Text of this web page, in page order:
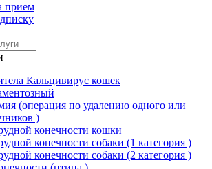
прием
Кальцивирус кошек
(операция по удалению одного или
)
конечности кошки
конечности собаки (1 категория )
конечности собаки (2 категория )